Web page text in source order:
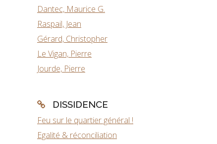
Dantec, Maurice G.
Raspail, Jean
Gérard, Christopher
Le Vigan, Pierre
Jourde, Pierre
DISSIDENCE
Feu sur le quartier général !
Egalité & réconciliation